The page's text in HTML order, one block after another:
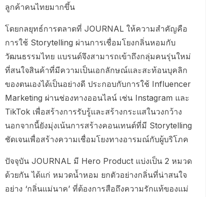
ลูกค้าคนไทยมากขึ้น
โดยกลยุทธ์การตลาดที่ JOURNAL ให้ความสำคัญคือ
การใช้ Storytelling ผ่านการเชื่อมโยงกลิ่นหอมกับ
วัฒนธรรมไทย แบรนด์จึงสามารถเข้าถึงกลุ่มคนรุ่นใหม่
ที่สนใจสินค้าที่มีความเป็นเอกลักษณ์และสะท้อนบุคลิก
ของตนเองได้เป็นอย่างดี ประกอบกับการใช้ Influencer
Marketing ผ่านช่องทางออนไลน์ เช่น Instagram และ
TikTok เพื่อสร้างการรับรู้และสร้างกระแสในวงกว้าง
นอกจากนี้ยังมุ่งเน้นการสร้างคอนเทนต์ที่มี Storytelling
ชัดเจนเพื่อสร้างความเชื่อมโยงทางอารมณ์กับผู้บริโภค
ปัจจุบัน JOURNAL มี Hero Product แบ่งเป็น 2 หมวด
ด้วยกัน ได้แก่ หมวดน้ำหอม ยกตัวอย่างกลิ่นที่น่าสนใจ
อย่าง ‘กลิ่นแม่นาค’ ที่ต้องการสือถึงความรักแท้ของแม่